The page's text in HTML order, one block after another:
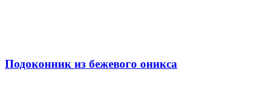
Подоконник из бежевого оникса